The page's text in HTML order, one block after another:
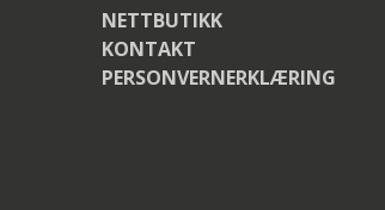
NETTBUTIKK
KONTAKT
PERSONVERNERKLÆRING